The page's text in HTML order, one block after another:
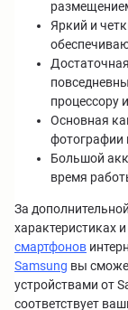
Яркий и
процессору
Основная
фотографии
Большой
время
За
характеристиках
смартфонов
Samsung вы
устройствами от
соответствует